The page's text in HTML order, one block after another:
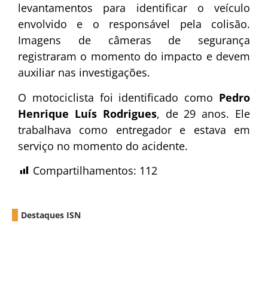
levantamentos para identificar o veículo
envolvido e o responsável pela colisão.
Imagens de câmeras de segurança
registraram o momento do impacto e devem
auxiliar nas investigações.
O motociclista foi identificado como Pedro
Henrique Luís Rodrigues, de 29 anos. Ele
trabalhava como entregador e estava em
serviço no momento do acidente.
Compartilhamentos: 112
Destaques ISN